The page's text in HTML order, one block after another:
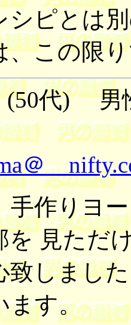
シピとは
、この限
代) 男
＠
作りヨ
を 見ただ
致しまし
ます。